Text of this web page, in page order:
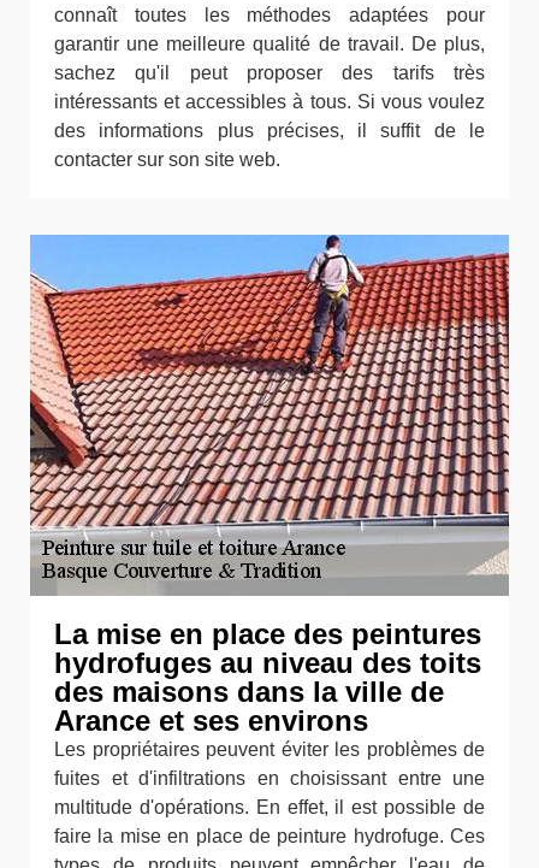
connaît toutes les méthodes adaptées pour
garantir une meilleure qualité de travail. De plus,
sachez qu'il peut proposer des tarifs très
intéressants et accessibles à tous. Si vous voulez
des informations plus précises, il suffit de le
contacter sur son site web.
La mise en place des peintures
hydrofuges au niveau des toits
des maisons dans la ville de
Arance et ses environs
Les propriétaires peuvent éviter les problèmes de
fuites et d'infiltrations en choisissant entre une
multitude d'opérations. En effet, il est possible de
faire la mise en place de peinture hydrofuge. Ces